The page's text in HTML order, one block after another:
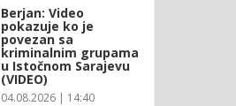
Berjan: Video
pokazuje ko je
povezan sa
kriminalnim grupama
u Istočnom Sarajevu
(VIDEO)
04.08.2026 | 14:40